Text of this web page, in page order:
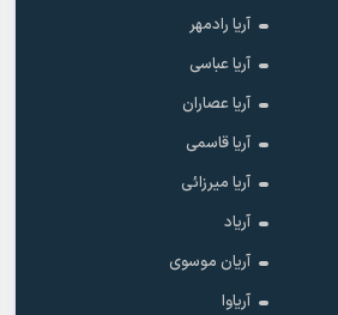
آریا رادمهر
آریا عباسی
آریا عصاران
آریا قاسمی
آریا میرزائی
آریاد
آریان موسوی
آریاوا